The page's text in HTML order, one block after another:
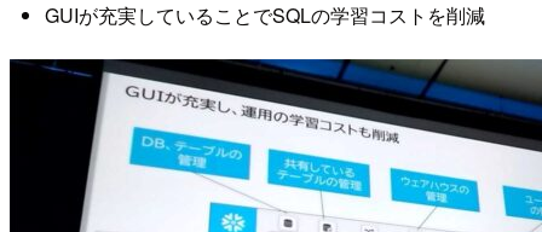
GUIが充実していることでSQLの学習コストを削減